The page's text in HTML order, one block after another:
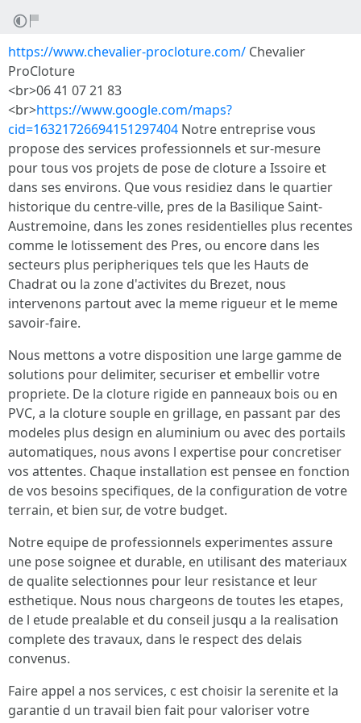
https://www.chevalier-procloture.com/ Chevalier
ProCloture
<br>06 41 07 21 83
<br>https://www.google.com/maps?
cid=16321726694151297404 Notre entreprise vous
propose des services professionnels et sur-mesure
pour tous vos projets de pose de cloture a Issoire et
dans ses environs. Que vous residiez dans le quartier
historique du centre-ville, pres de la Basilique Saint-
Austremoine, dans les zones residentielles plus recentes
comme le lotissement des Pres, ou encore dans les
secteurs plus peripheriques tels que les Hauts de
Chadrat ou la zone d'activites du Brezet, nous
intervenons partout avec la meme rigueur et le meme
savoir-faire.
Nous mettons a votre disposition une large gamme de
solutions pour delimiter, securiser et embellir votre
propriete. De la cloture rigide en panneaux bois ou en
PVC, a la cloture souple en grillage, en passant par des
modeles plus design en aluminium ou avec des portails
automatiques, nous avons l expertise pour concretiser
vos attentes. Chaque installation est pensee en fonction
de vos besoins specifiques, de la configuration de votre
terrain, et bien sur, de votre budget.
Notre equipe de professionnels experimentes assure
une pose soignee et durable, en utilisant des materiaux
de qualite selectionnes pour leur resistance et leur
esthetique. Nous nous chargeons de toutes les etapes,
de l etude prealable et du conseil jusqu a la realisation
complete des travaux, dans le respect des delais
convenus.
Faire appel a nos services, c est choisir la serenite et la
garantie d un travail bien fait pour valoriser votre